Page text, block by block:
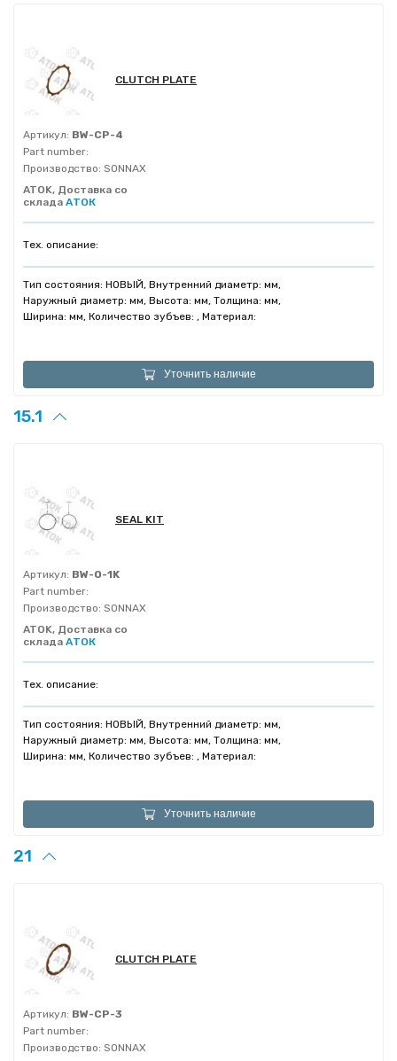
CLUTCH PLATE
Артикул: BW-CP-4
Part number:
Производство: SONNAX
ATOK, Доставка со
склада АТОК
Тех. описание:
Тип состояния: НОВЫЙ, Внутренний диаметр: мм,
Наружный диаметр: мм, Высота: мм, Толщина: мм,
Ширина: мм, Количество зубъев: , Материал:
Уточнить наличие
15.1
SEAL KIT
Артикул: BW-O-1K
Part number:
Производство: SONNAX
ATOK, Доставка со
склада АТОК
Тех. описание:
Тип состояния: НОВЫЙ, Внутренний диаметр: мм,
Наружный диаметр: мм, Высота: мм, Толщина: мм,
Ширина: мм, Количество зубъев: , Материал:
Уточнить наличие
21
CLUTCH PLATE
Артикул: BW-CP-3
Part number:
Производство: SONNAX